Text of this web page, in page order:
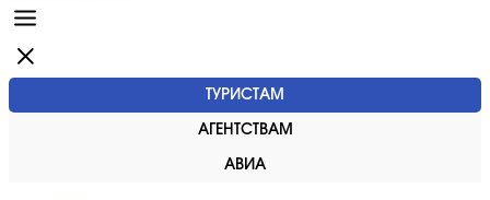
ТУРИСТАМ
АГЕНТСТВАМ
АВИА